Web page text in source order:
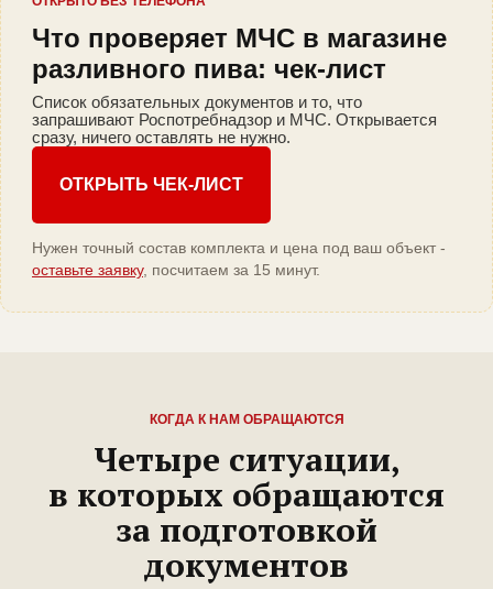
Что проверяет МЧС в магазине
разливного пива: чек-лист
Список обязательных документов и то, что
запрашивают Роспотребнадзор и МЧС. Открывается
сразу, ничего оставлять не нужно.
ОТКРЫТЬ ЧЕК-ЛИСТ
Нужен точный состав комплекта и цена под ваш объект -
оставьте заявку, посчитаем за 15 минут.
КОГДА К НАМ ОБРАЩАЮТСЯ
Четыре ситуации,
в которых обращаются
за подготовкой
документов